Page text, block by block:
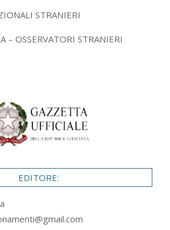
STRANIERI
– OSSERVATORI STRANIERI
EDITORE: